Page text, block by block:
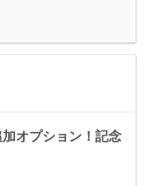
加オプション！記念